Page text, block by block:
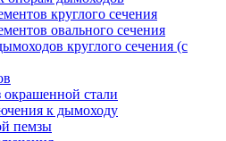
круглого сечения
овального сечения
круглого сечения (с
стали
к дымоходу
пемзы